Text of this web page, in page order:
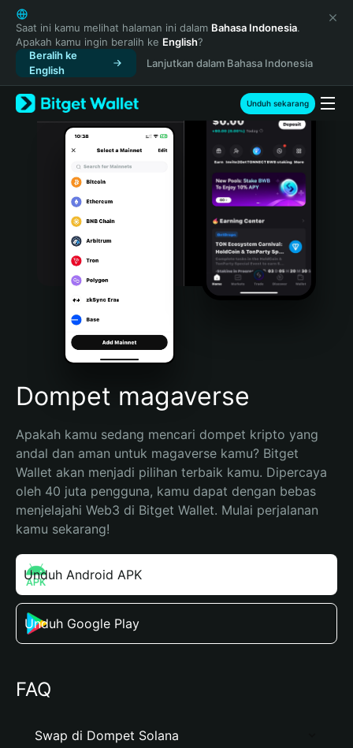
English
日本語
Tiếng Việt
Русский
Español (Latinoamérica)
Türkçe
Italiano
Português (Portugal)
Bahasa Indonesia
Português (Brasil)
Español (Argentina)
Saat ini kamu melihat halaman ini dalam Bahasa Indonesia.
Apakah kamu ingin beralih ke English?
Beralih ke
English
Lanjutkan dalam Bahasa Indonesia
Unduh sekarang
Dompet magaverse
Apakah kamu sedang mencari dompet kripto yang
andal dan aman untuk magaverse kamu? Bitget
Wallet akan menjadi pilihan terbaik kamu. Dipercaya
oleh 40 juta pengguna, kamu dapat dengan bebas
menjelajahi Web3 di Bitget Wallet. Mulai perjalanan
kamu sekarang!
Unduh Android APK
Unduh Google Play
FAQ
Swap di Dompet Solana